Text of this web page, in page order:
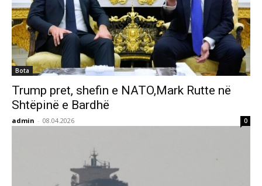
Bota
Trump pret, shefin e NATO,Mark Rutte në
Shtëpinë e Bardhë
admin - 08.04.2026 0